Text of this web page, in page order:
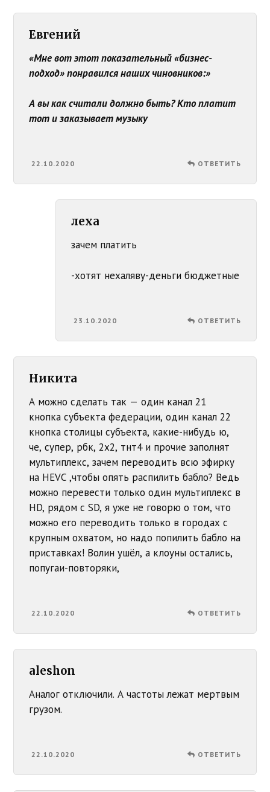
Евгений
«Мне вот этот показательный «бизнес-
подход» понравился наших чиновников:»
А вы как считали должно быть? Кто платит
тот и заказывает музыку
22.10.2020 ОТВЕТИТЬ
леха
зачем платить
-хотят нехаляву-деньги бюджетные
23.10.2020 ОТВЕТИТЬ
Никита
А можно сделать так — один канал 21
кнопка субъекта федерации, один канал 22
кнопка столицы субъекта, какие-нибудь ю,
че, супер, рбк, 2х2, тнт4 и прочие заполнят
мультиплекс, зачем переводить всю эфирку
на HEVC ,чтобы опять распилить бабло? Ведь
можно перевести только один мультиплекс в
HD, рядом с SD, я уже не говорю о том, что
можно его переводить только в городах с
крупным охватом, но надо попилить бабло на
приставках! Волин ушёл, а клоуны остались,
попугаи-повторяки,
22.10.2020 ОТВЕТИТЬ
aleshon
Аналог отключили. А частоты лежат мертвым
грузом.
22.10.2020 ОТВЕТИТЬ